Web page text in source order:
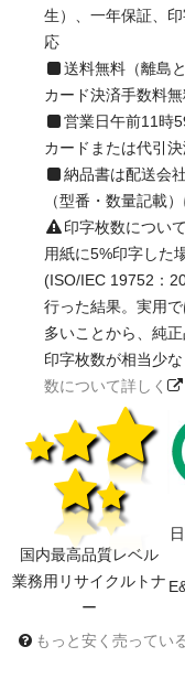
生）、一年保証、
応
送料無料（離島
カード決済手数料
営業日午前11時
カードまたは代引決
納品書は配送会
（型番・数量記載
印字枚数につい
用紙に5%印字した
(ISO/IEC 19752：
行った結果。実用
多いことから、純
印字枚数が相当少
数について詳しく
国内最高品質レベル
業務用リサイクルトナ
ー
もっと安く売ってい